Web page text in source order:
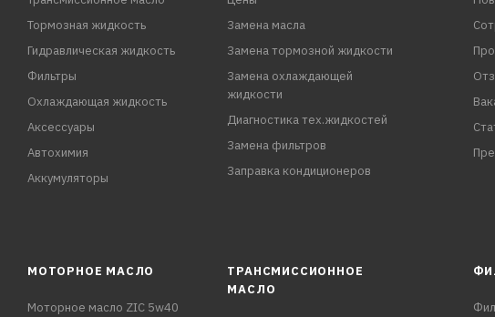
Тормозная жидкость
Гидравлическая жидкость
Фильтры
Охлаждающая жидкость
Аксессуары
Автохимия
Аккумуляторы
Замена масла
Замена тормозной жидкости
Замена охлаждающей
жидкости
Диагностика тех.жидкостей
Замена фильтров
Заправка кондиционеров
МОТОРНОЕ МАСЛО
Моторное масло ZIC 5w40
ТРАНСМИССИОННОЕ
МАСЛО